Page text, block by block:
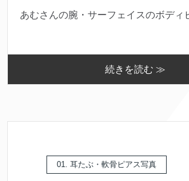
あむさんの腕・サーフェイスのボディ
続きを読む ≫
01. 耳たぶ・軟骨ピアス写真